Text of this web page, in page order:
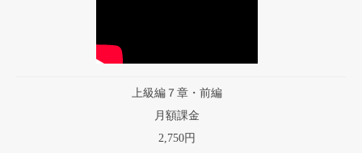
上級編７章・前編
月額課金
2,750円